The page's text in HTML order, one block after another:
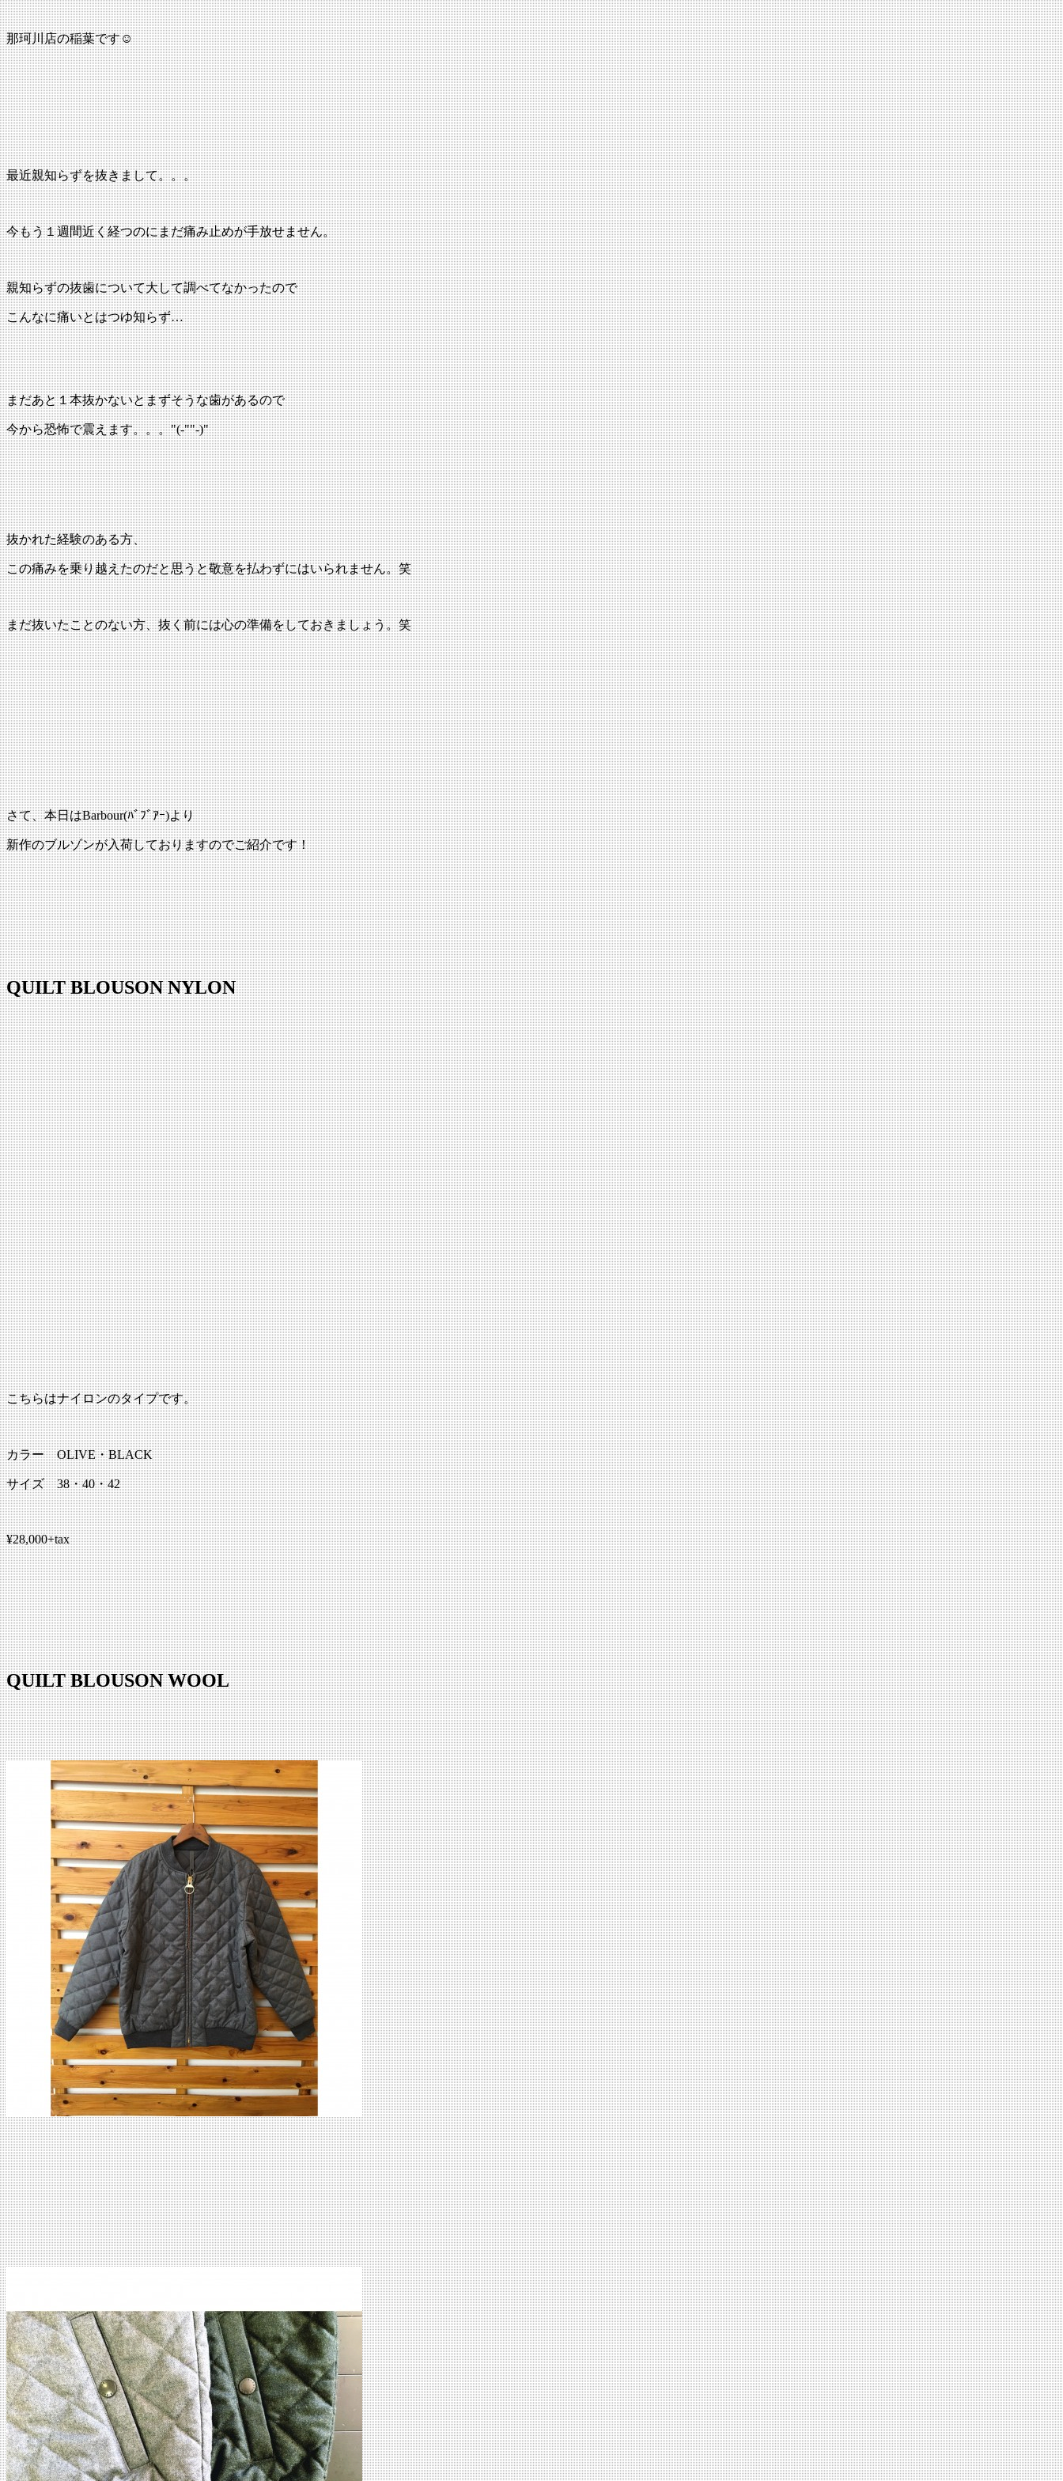
:
那珂川店の稲葉です☺
最近親知らずを抜きまして。。。
今もう１週間近く経つのにまだ痛み止めが手放せません。
親知らずの抜歯について大して調べてなかったので
こんなに痛いとはつゆ知らず…
まだあと１本抜かないとまずそうな歯があるので
今から恐怖で震えます。。。"(-""-)"
抜かれた経験のある方、
この痛みを乗り越えたのだと思うと敬意を払わずにはいられません。笑
まだ抜いたことのない方、抜く前には心の準備をしておきましょう。笑
さて、本日はBarbour(ﾊﾞﾌﾞｱｰ)より
新作のブルゾンが入荷しておりますのでご紹介です！
QUILT BLOUSON NYLON
こちらはナイロンのタイプです。
カラー OLIVE・BLACK
サイズ 38・40・42
¥28,000+tax
QUILT BLOUSON WOOL